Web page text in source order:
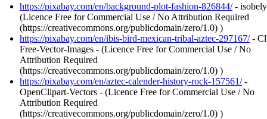
https://pixabay.com/en/background-plot-fashion-826844/-
(Licence Free for Commercial Use / No Attribution Required
(https://creativecommons.org/publicdomain/zero/1.0) )
https://pixabay.com/en/ibis-bird-mexican-tribal-aztec-297167/-
Free-Vector-Images - (Licence Free for Commercial Use / No
Attribution Required
(https://creativecommons.org/publicdomain/zero/1.0) )
https://pixabay.com/en/aztec-calender-history-rock-157561/-
OpenClipart-Vectors - (Licence Free for Commercial Use / No
Attribution Required
(https://creativecommons.org/publicdomain/zero/1.0) )